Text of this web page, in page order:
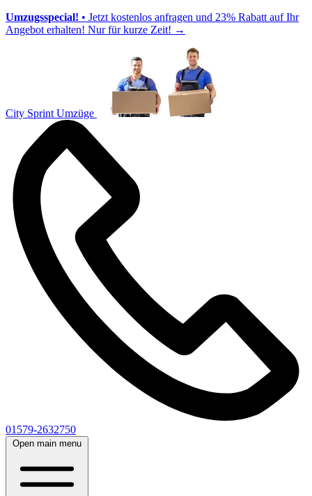
Umzugsspecial! • Jetzt kostenlos anfragen und 23% Rabatt auf Ihr
Angebot erhalten! Nur für kurze Zeit! →
City Sprint Umzüge
01579-2632750
Open main menu